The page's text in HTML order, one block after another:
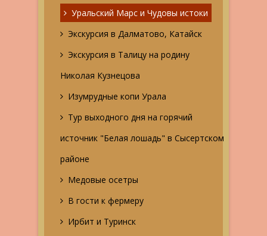
Уральский Марс и Чудовы истоки
Экскурсия в Далматово, Катайск
Экскурсия в Талицу на родину
Николая Кузнецова
Изумрудные копи Урала
Тур выходного дня на горячий
источник "Белая лошадь" в Сысертском
районе
Медовые осетры
В гости к фермеру
Ирбит и Туринск